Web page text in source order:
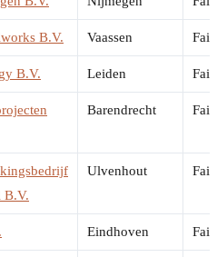
B.V. Vaassen
B.V. Leiden
Barendrecht
B.V.
Ulvenhout
Eindhoven